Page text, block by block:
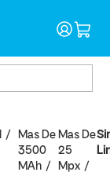
Mas De
3500
MAh
Mas De
25
Mpx